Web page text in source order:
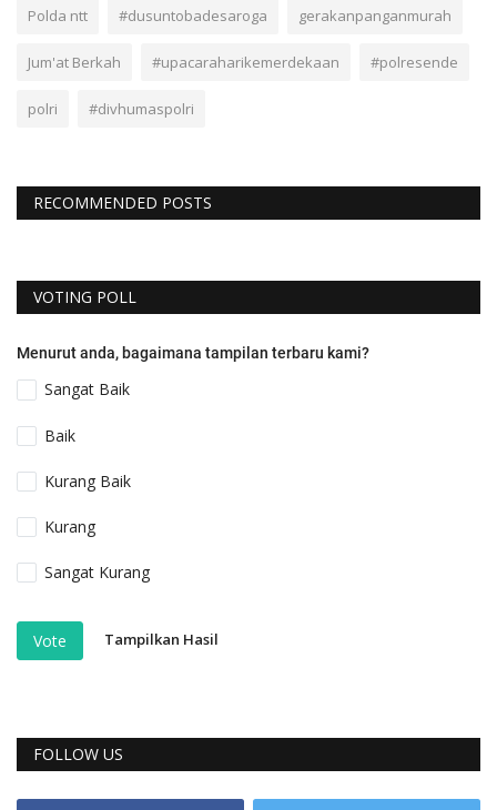
Polda ntt #dusuntobadesaroga gerakanpanganmurah
Jum'at Berkah #upacaraharikemerdekaan #polresende
polri #divhumaspolri
RECOMMENDED POSTS
VOTING POLL
Menurut anda, bagaimana tampilan terbaru kami?
Sangat Baik
Baik
Kurang Baik
Kurang
Sangat Kurang
Vote Tampilkan Hasil
FOLLOW US